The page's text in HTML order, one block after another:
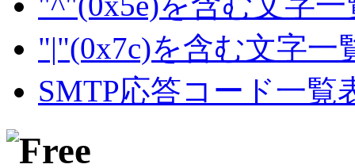
"|"(0x7c)を含む文字一
SMTP応答コード一覧